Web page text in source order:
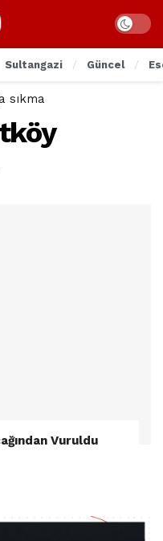
Sultangazi Güncel
sıkma
Vuruldu